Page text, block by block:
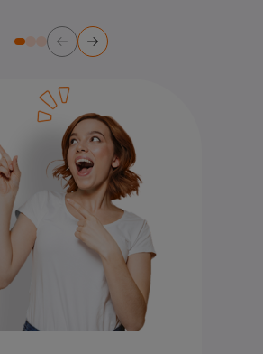
Diapositive numéro 1
Diapositive numéro 2
Diapositive numéro 3
Précédent
Suivant